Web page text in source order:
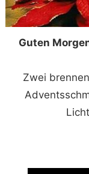
Guten
Zwei